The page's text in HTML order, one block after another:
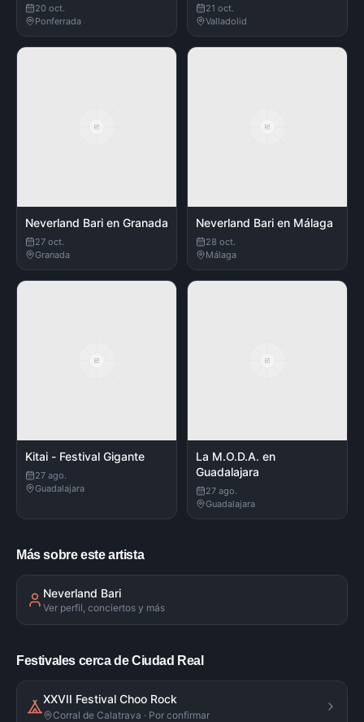
20 oct.
Ponferrada
21 oct.
Valladolid
Neverland Bari en Granada
27 oct.
Granada
Neverland Bari en Málaga
28 oct.
Málaga
Kitai - Festival Gigante
27 ago.
Guadalajara
La M.O.D.A. en
Guadalajara
27 ago.
Guadalajara
Más sobre este artista
Neverland Bari
Ver perfil, conciertos y más
Festivales cerca de Ciudad Real
XXVII Festival Choo Rock
Corral de Calatrava · Por confirmar